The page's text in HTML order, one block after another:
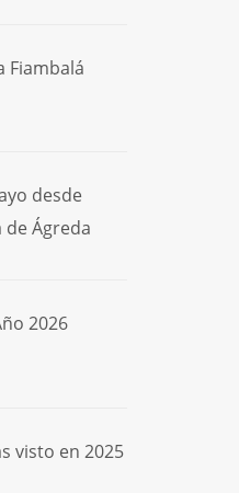
Fiambalá
desde
de Ágreda
2026
visto en 2025